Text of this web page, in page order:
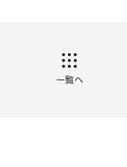
一覧へ